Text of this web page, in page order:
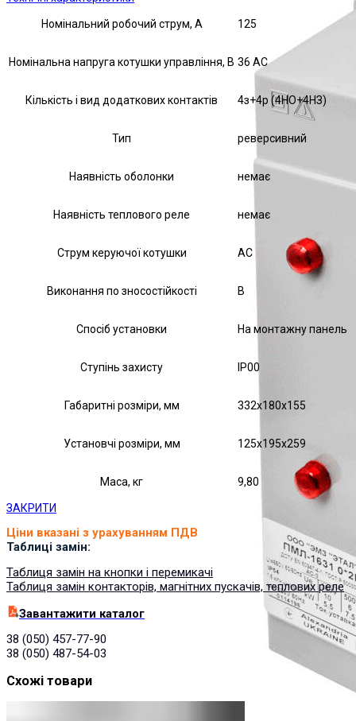
Номінальний робочий струм, А 125
Номінальна напруга котушки управління, В 36 AC
Кількість і вид додаткових контактів 4з+4р (4НО+4НЗ)
Тип реверсивний
Наявність оболонки немає
Наявність теплового реле немає
Струм керуючої котушки АС
Виконання по зносостійкості В
Спосіб установки На монтажну панель
Ступінь захисту IP00
Габаритні розміри, мм 332х180х155
Установчі розміри, мм 125х195х259
Маса, кг 9,80
ЗАКРИТИ
Ціни вказані з урахуванням ПДВ
Таблиці замін:
Таблиця замін на кнопки і перемикачі
Таблиця замін контакторів, магнітних пускачів, теплових реле
Завантажити каталог
38 (050) 457-77-90
38 (050) 487-54-03
Схожі товари